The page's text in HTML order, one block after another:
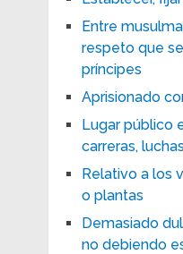
Entre
respeto que
príncipes
Aprisionado
Lugar público
carreras,
Relativo a los
o plantas
Demasiado
no debiendo